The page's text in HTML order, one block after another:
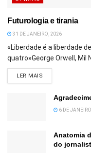
Futurologia e tirania
31 DE JANEIRO, 2026
«Liberdade é a liberdade
quatro»George Orwell, Mil
LER MAIS
6 DE
Anatomia
do